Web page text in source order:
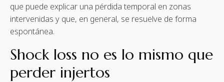
que puede explicar una pérdida temporal en zonas
intervenidas y que, en general, se resuelve de forma
espontánea.
Shock loss no es lo mismo que
perder injertos